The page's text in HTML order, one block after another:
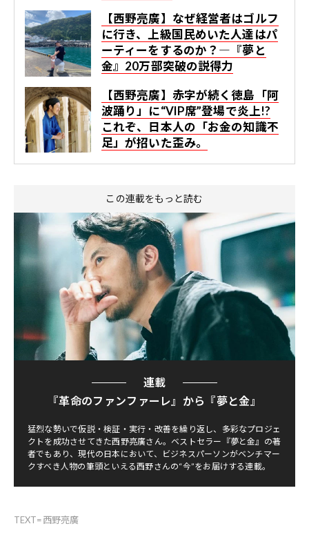
【西野亮廣】なぜ経営者はゴルフ
に行き、上級国民めいた人達はパ
ーティーをするのか？―『夢と
金』20万部突破の説得力
【西野亮廣】赤字が続く徳島「阿
波踊り」に“VIP席”登場で炎上!?
これぞ、日本人の「お金の知識不
足」が招いた歪み。
この連載をもっと読む
連載
『革命のファンファーレ』から『夢と金』
猛烈な勢いで仮説・検証・実行・改善を繰り返し、多彩なプロジェ
クトを成功させてきた西野亮廣さん。ベストセラー『夢と金』の著
者でもあり、現代の日本において、ビジネスパーソンがベンチマー
クすべき人物の筆頭といえる西野さんの“今”をお届けする連載。
TEXT=西野亮廣